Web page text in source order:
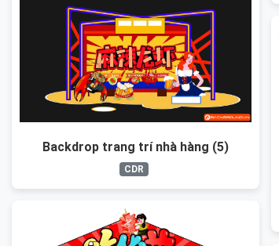
Backdrop trang trí nhà hàng (5)
CDR